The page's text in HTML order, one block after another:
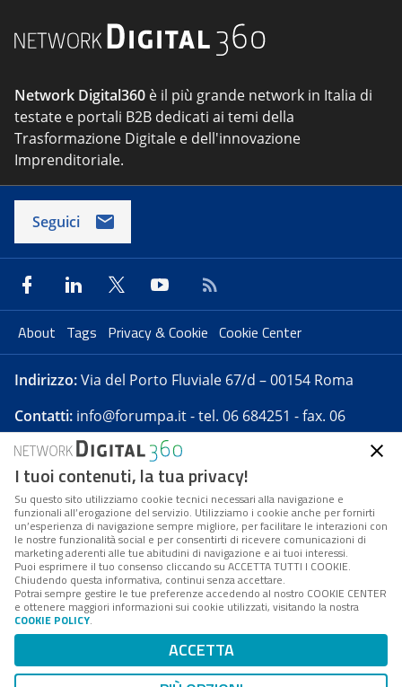
Network Digital360 è il più grande network in Italia di
testate e portali B2B dedicati ai temi della
Trasformazione Digitale e dell'innovazione
Imprenditoriale.
Seguici
About Tags Privacy & Cookie Cookie Center
Indirizzo:Via del Porto Fluviale 67/d – 00154 Roma
Contatti: info@forumpa.it- tel. 06 684251 - fax. 06
68425433
Forumpa.itè una pubblicazione telematica iscritta
presso Registro della stampa del Tribunale di Roma -
Reg. n. 182 del 2 maggio 2008 - Direttore resp. Michela
Stentella
FPA s.r.l. è società soggetta a Direzione e
Coordinamento da parte di Digital360 S.p.A. - FPA s.r.l.
è un'azienda certificata per il sistema di management
di qualità SQS (ISO 9001)
Codice Fiscale/Partita IVA n. 10693191008 - R.E.A. Roma
n. 1249791. ISP AWS
I tuoi contenuti, la tua privacy!
Su questo sito utilizziamo cookie tecnici necessari alla navigazione e
funzionali all’erogazione del servizio. Utilizziamo i cookie anche per fornirti
un’esperienza di navigazione sempre migliore, per facilitare le interazioni con
le nostre funzionalità social e per consentirti di ricevere comunicazioni di
marketing aderenti alle tue abitudini di navigazione e ai tuoi interessi.
Puoi esprimere il tuo consenso cliccando su ACCETTA TUTTI I COOKIE.
Chiudendo questa informativa, continui senza accettare.
Potrai sempre gestire le tue preferenze accedendo al nostro COOKIE CENTER
e ottenere maggiori informazioni sui cookie utilizzati, visitando la nostra
COOKIE POLICY.
ACCETTA